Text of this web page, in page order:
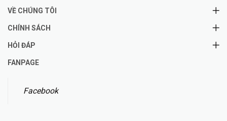
VỀ CHÚNG TÔI
CHÍNH SÁCH
HỎI ĐÁP
FANPAGE
Facebook